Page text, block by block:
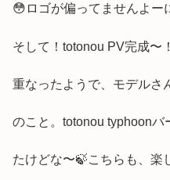
😳ロゴが偏ってませんよー
そして！totonou PV完成〜
重なったようで、モデルさ
のこと。totonou typhoonバ
たけどな〜🍃こちらも、楽